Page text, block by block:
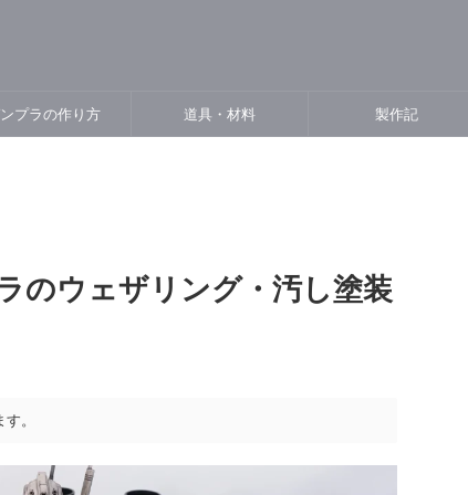
プラの作り方 道具・材料 製作記
のウェザリング・汚し塗装
。